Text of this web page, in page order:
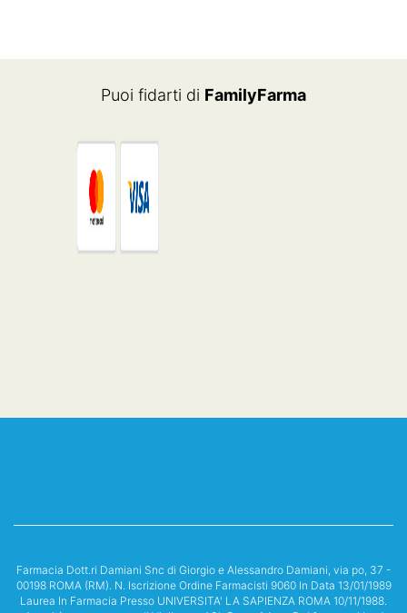
Puoi fidarti di FamilyFarma
Farmacia Dott.ri Damiani Snc di Giorgio e Alessandro Damiani, via po, 37 -
00198 ROMA (RM). N. Iscrizione Ordine Farmacisti 9060 In Data 13/01/1989
Laurea In Farmacia Presso UNIVERSITA' LA SAPIENZA ROMA 10/11/1988.